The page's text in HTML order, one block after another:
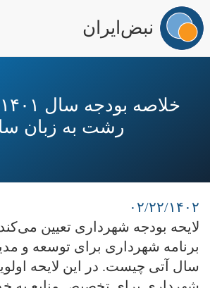
محتوای
نبض‌ایران
رشت به زبان
۰۲/۲۲/۱۴۰۲
لایحه بودجه شهرداری تعیین
برنامه شهرداری برای توسعه و
سال آتی چیست. در این لایحه